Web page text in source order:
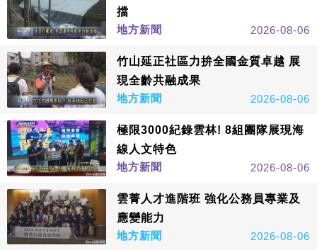
擋
地方新聞
2026-08-06
竹山延正社區力拚全國金質卓越 展
現全齡共融成果
地方新聞
2026-08-06
極限3000紀錄雲林! 8組團隊展現海
線人文特色
地方新聞
2026-08-06
雲菁人才進階班 強化公務員專業及
應變能力
地方新聞
2026-08-06